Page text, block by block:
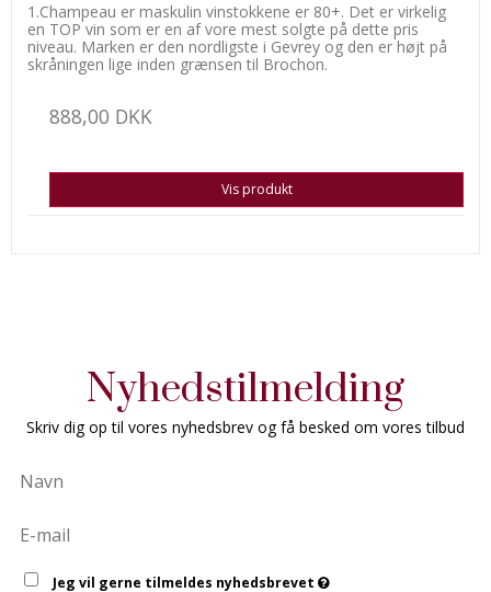
1.Champeau er maskulin vinstokkene er 80+. Det er virkelig
en TOP vin som er en af vore mest solgte på dette pris
niveau. Marken er den nordligste i Gevrey og den er højt på
skråningen lige inden grænsen til Brochon.
888,00 DKK
Vis produkt
Nyhedstilmelding
Skriv dig op til vores nyhedsbrev og få besked om vores tilbud
Jeg vil gerne tilmeldes nyhedsbrevet